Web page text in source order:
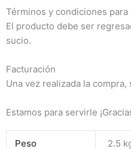
Términos y condiciones
El producto debe ser
sucio.
Facturación
Una vez realizada la
Estamos para servirle
Peso 2.5